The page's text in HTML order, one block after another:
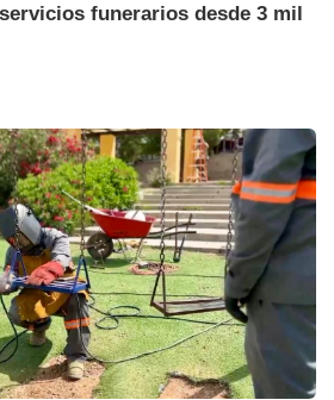
funerarios desde 3 mil